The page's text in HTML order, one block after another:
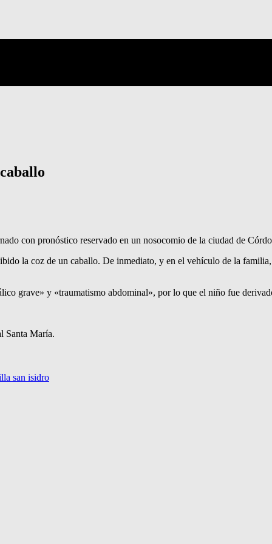
con pronóstico reservado en un nosocomio de la ciudad de
la coz de un caballo. De inmediato, y en el vehículo de la
grave» y «traumatismo abdominal», por lo que el niño fue
Santa María.
san isidro